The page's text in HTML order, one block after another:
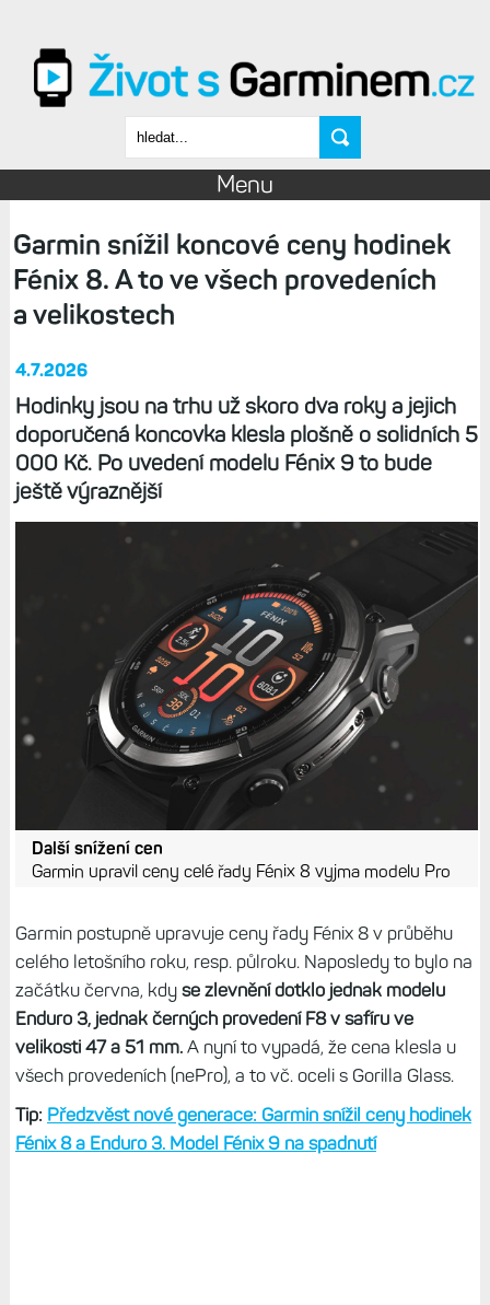
Vyhledávání
Menu
Garmin snížil koncové ceny hodinek
Fénix 8. A to ve všech provedeních
a velikostech
4.7.2026
Hodinky jsou na trhu už skoro dva roky a jejich
doporučená koncovka klesla plošně o solidních 5
000 Kč. Po uvedení modelu Fénix 9 to bude
ještě výraznější
Další snížení cen
Garmin upravil ceny celé řady Fénix 8 vyjma modelu Pro
Garmin postupně upravuje ceny řady Fénix 8 v průběhu
celého letošního roku, resp. půlroku. Naposledy to bylo na
začátku června, kdy se zlevnění dotklo jednak modelu
Enduro 3, jednak černých provedení F8 v safíru ve
velikosti 47 a 51 mm.A nyní to vypadá, že cena klesla u
všech provedeních (nePro), a to vč. oceli s Gorilla Glass.
Tip: Předzvěst nové generace: Garmin snížil ceny hodinek
Fénix 8 a Enduro 3. Model Fénix 9 na spadnutí